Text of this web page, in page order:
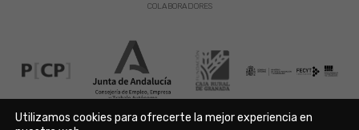
COLABORADORES
Utilizamos cookies para ofrecerte la mejor experiencia en